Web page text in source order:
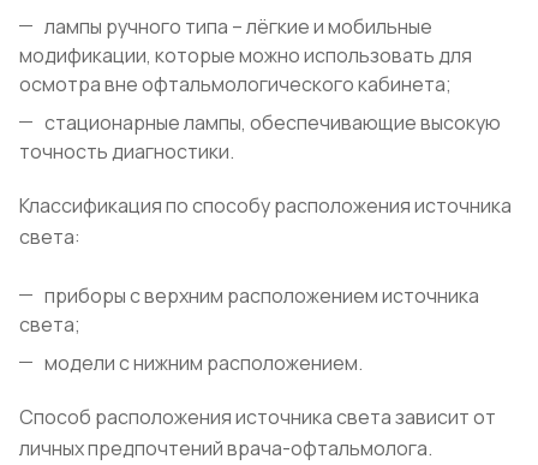
лампы ручного типа – лёгкие и мобильные
модификации, которые можно использовать для
осмотра вне офтальмологического кабинета;
стационарные лампы, обеспечивающие высокую
точность диагностики.
Классификация по способу расположения источника
света:
приборы с верхним расположением источника
света;
модели с нижним расположением.
Способ расположения источника света зависит от
личных предпочтений врача-офтальмолога.